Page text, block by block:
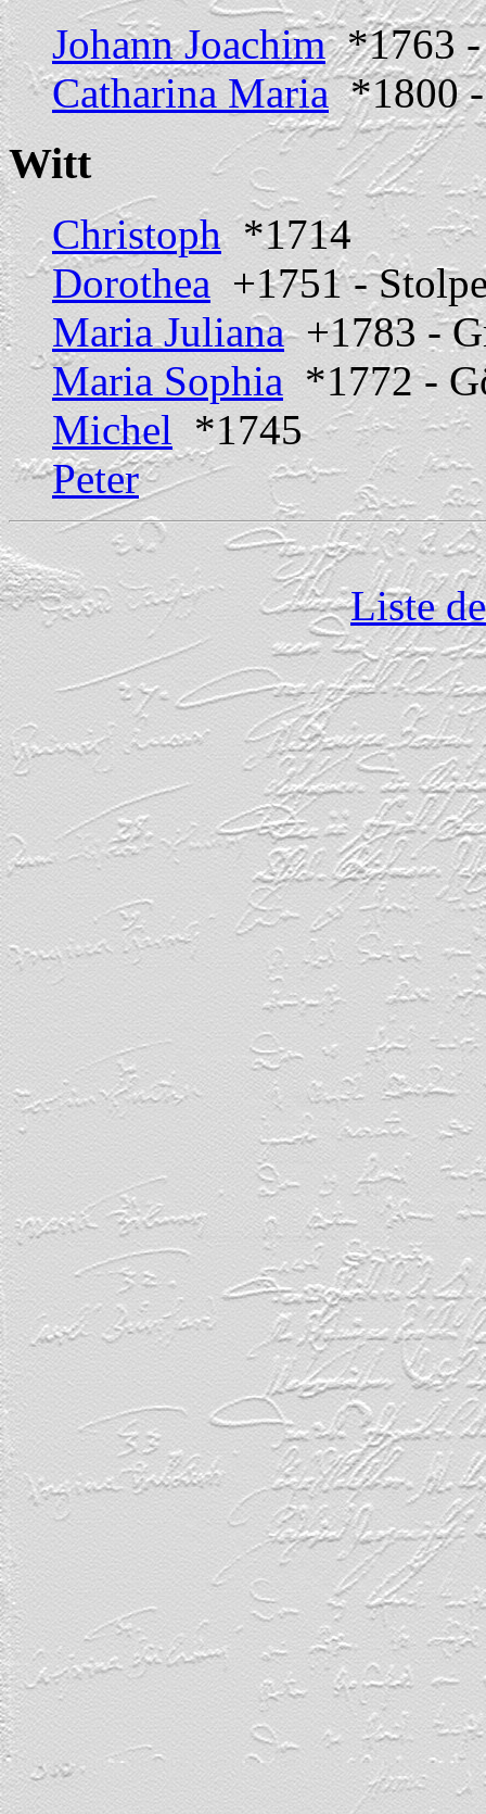
Johann Joachim*1763 -
Catharina Maria*1800 -
Witt
Christoph*1714
Dorothea+1751 -
Maria Juliana+1783 -
Maria Sophia *1772 -
Michel *1745
Peter
Liste